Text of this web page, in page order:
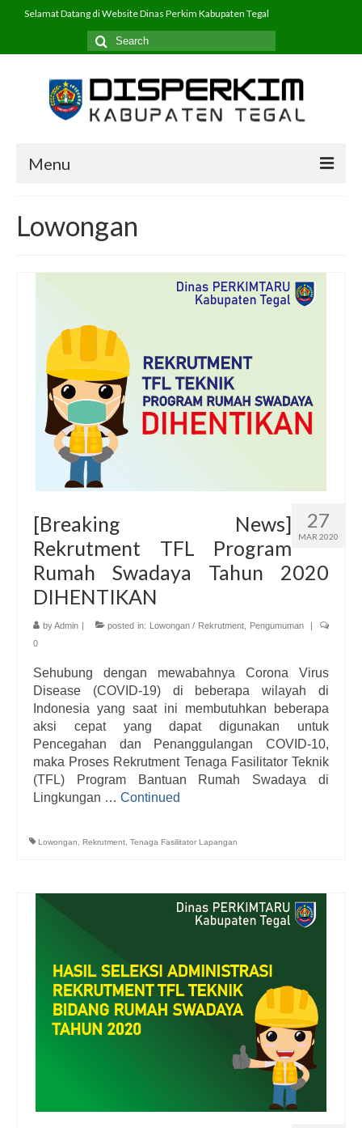
Selamat Datang di Website Dinas Perkim Kabupaten Tegal
Search
for:
Menu
Profil
PPID
Layanan
Informasi
Download
Dokumentasi
Hubungi Kami
Lowongan
27
MAR 2020
[Breaking News]
Rekrutment TFL Program
Rumah Swadaya Tahun 2020
DIHENTIKAN
byAdmin posted in: Lowongan / Rekrutment Pengumuman
0
Sehubung dengan mewabahnya Corona Virus
Disease (COVID-19) di beberapa wilayah di
Indonesia yang saat ini membutuhkan beberapa
aksi cepat yang dapat digunakan untuk
Pencegahan dan Penanggulangan COVID-10,
maka Proses Rekrutment Tenaga Fasilitator Teknik
(TFL) Program Bantuan Rumah Swadaya di
Lingkungan … Continued
Lowongan, Rekrutment, Tenaga Fasilitator Lapangan